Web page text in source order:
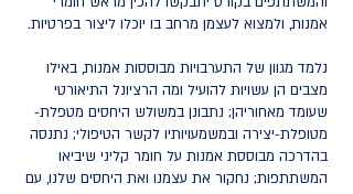
אמנות, ולמצוא לעצמן מרחב בו יוכלו ליצור בפרטיות.
נלמד מגוון של התערבויות מבוססות אמנות, באילו
מצבים הן עשויות להועיל ומה הרציונל התיאורטי
שעומד מאחוריהן; נתבונן במשולש היחסים מטפלת-
מטופלת-יצירה ובמשמעויותיו לקשר הטיפולי; נתנסה
בהדרכה מבוססת אמנות על חומר קליני שיביאו
המשתתפות; נחקור את עצמנו ואת היחסים שלנו, עם